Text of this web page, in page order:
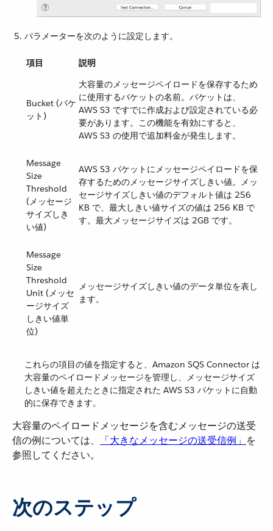
パラメーターを次のように設定します。
項目 説明
Bucket (バケ
ット)
大容量のメッセージペイロードを保存するため
に使用するバケットの名前。バケットは、
AWS S3 ですでに作成および設定されている必
要があります。この機能を有効にすると、
AWS S3 の使用で追加料金が発生します。
Message
Size
Threshold
(メッセージ
サイズしき
い値)
AWS S3 バケットにメッセージペイロードを保
存するためのメッセージサイズしきい値。メッ
セージサイズしきい値のデフォルト値は 256
KB で、最大しきい値サイズの値は 256 KB で
す。最大メッセージサイズは 2GB です。
Message
Size
Threshold
Unit (メッセ
ージサイズ
しきい値単
位)
メッセージサイズしきい値のデータ単位を表し
ます。
これらの項目の値を指定すると、Amazon SQS Connector は
大容量のペイロードメッセージを管理し、メッセージサイズ
しきい値を超えたときに指定された AWS S3 バケットに自動
的に保存できます。
大容量のペイロードメッセージを含むメッセージの送受
信の例については、​
「大きなメッセージの送受信例」 ​を
参照してください。
次のステップ